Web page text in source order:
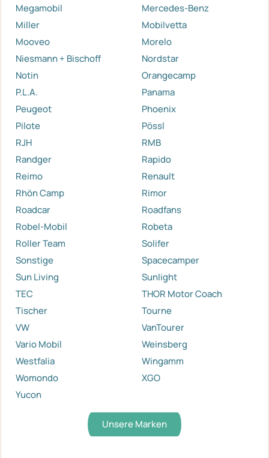
Megamobil
Mercedes-Benz
Miller
Mobilvetta
Mooveo
Morelo
Niesmann + Bischoff
Nordstar
Notin
Orangecamp
P.L.A.
Panama
Peugeot
Phoenix
Pilote
Pössl
RJH
RMB
Randger
Rapido
Reimo
Renault
Rhön Camp
Rimor
Roadcar
Roadfans
Robel-Mobil
Robeta
Roller Team
Solifer
Sonstige
Spacecamper
Sun Living
Sunlight
TEC
THOR Motor Coach
Tischer
Tourne
VW
VanTourer
Vario Mobil
Weinsberg
Westfalia
Wingamm
Womondo
XGO
Yucon
Unsere Marken